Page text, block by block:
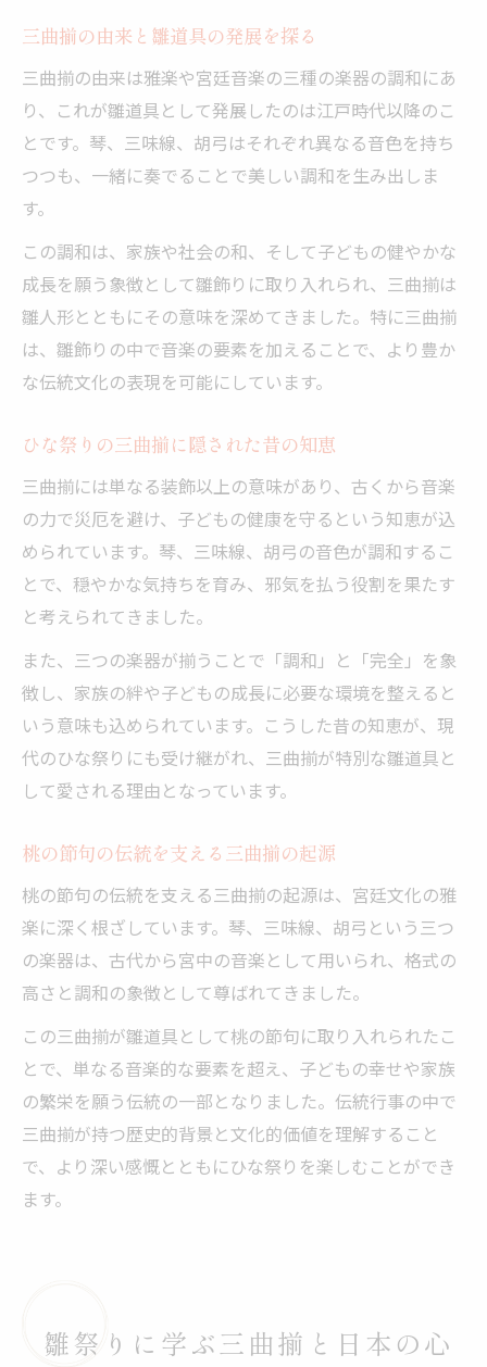
三曲揃の由来と雛道具の発展を探る
三曲揃の由来は雅楽や宮廷音楽の三種の楽器の調和にあ
り、これが雛道具として発展したのは江戸時代以降のこ
とです。琴、三味線、胡弓はそれぞれ異なる音色を持ち
つつも、一緒に奏でることで美しい調和を生み出しま
す。
この調和は、家族や社会の和、そして子どもの健やかな
成長を願う象徴として雛飾りに取り入れられ、三曲揃は
雛人形とともにその意味を深めてきました。特に三曲揃
は、雛飾りの中で音楽の要素を加えることで、より豊か
な伝統文化の表現を可能にしています。
ひな祭りの三曲揃に隠された昔の知恵
三曲揃には単なる装飾以上の意味があり、古くから音楽
の力で災厄を避け、子どもの健康を守るという知恵が込
められています。琴、三味線、胡弓の音色が調和するこ
とで、穏やかな気持ちを育み、邪気を払う役割を果たす
と考えられてきました。
また、三つの楽器が揃うことで「調和」と「完全」を象
徴し、家族の絆や子どもの成長に必要な環境を整えると
いう意味も込められています。こうした昔の知恵が、現
代のひな祭りにも受け継がれ、三曲揃が特別な雛道具と
して愛される理由となっています。
桃の節句の伝統を支える三曲揃の起源
桃の節句の伝統を支える三曲揃の起源は、宮廷文化の雅
楽に深く根ざしています。琴、三味線、胡弓という三つ
の楽器は、古代から宮中の音楽として用いられ、格式の
高さと調和の象徴として尊ばれてきました。
この三曲揃が雛道具として桃の節句に取り入れられたこ
とで、単なる音楽的な要素を超え、子どもの幸せや家族
の繁栄を願う伝統の一部となりました。伝統行事の中で
三曲揃が持つ歴史的背景と文化的価値を理解すること
で、より深い感慨とともにひな祭りを楽しむことができ
ます。
雛祭りに学ぶ三曲揃と日本の心